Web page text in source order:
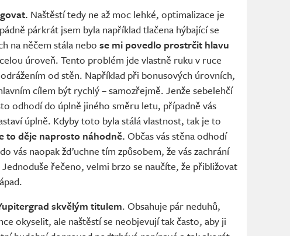
Naštěstí tedy ne až moc lehké, optimalizace je
párkrát jsem byla například tlačena hýbající se
na něčem stála nebo se mi povedlo prostrčit hlavu
úroveň. Tento problém jde vlastně ruku v ruce
od stěn. Například při bonusových úrovních,
cílem být rychlý – samozřejmě. Jenže sebelehčí
odhodí do úplně jiného směru letu, případně vás
úplně. Kdyby toto byla stálá vlastnost, tak je to
to děje naprosto náhodně. Občas vás stěna odhodí
vás naopak žďuchne tím způsobem, že vás zachrání
řečeno, velmi brzo se naučíte, že přibližovat
skvělým titulem. Obsahuje pár neduhů,
okyselit, ale naštěstí se neobjevují tak často, aby ji